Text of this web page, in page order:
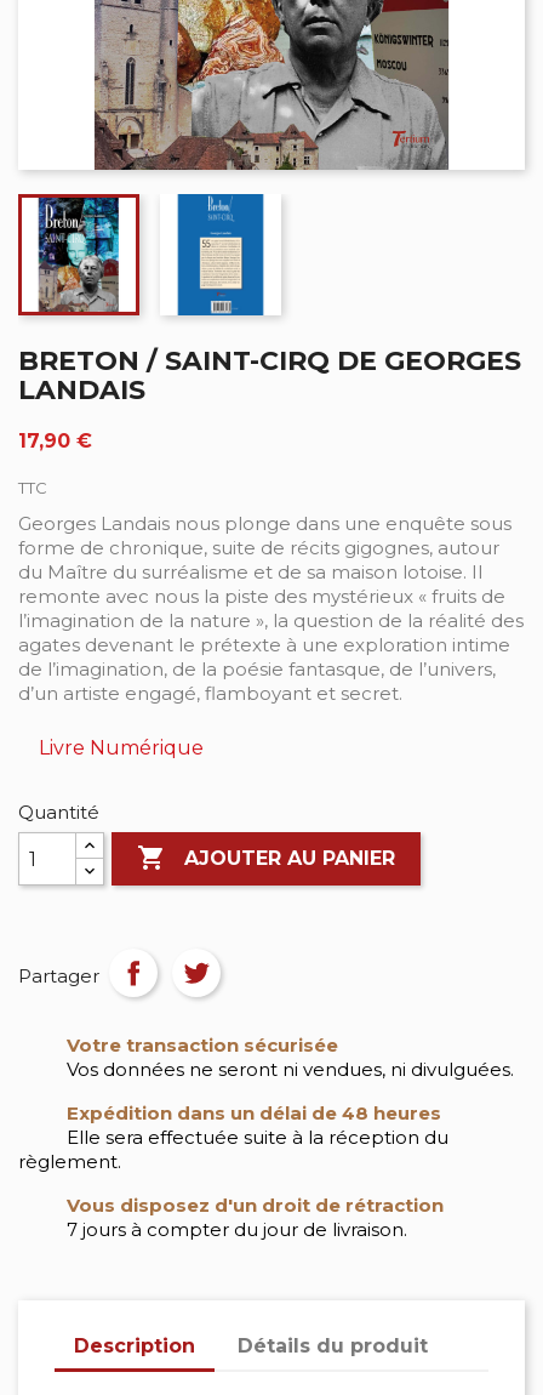
BRETON / SAINT-CIRQ DE GEORGES
LANDAIS
17,90 €
TTC
Georges Landais nous plonge dans une enquête sous
forme de chronique, suite de récits gigognes, autour
du Maître du surréalisme et de sa maison lotoise. Il
remonte avec nous la piste des mystérieux « fruits de
l’imagination de la nature », la question de la réalité des
agates devenant le prétexte à une exploration intime
de l’imagination, de la poésie fantasque, de l’univers,
d’un artiste engagé, flamboyant et secret.
Livre Numérique
Quantité
 AJOUTER AU PANIER
Partager
Votre transaction sécurisée
Vos données ne seront ni vendues, ni divulguées.
Expédition dans un délai de 48 heures
Elle sera effectuée suite à la réception du
règlement.
Vous disposez d'un droit de rétraction
7 jours à compter du jour de livraison.
Description Détails du produit